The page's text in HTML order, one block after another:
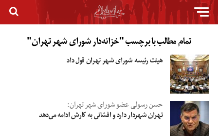
تمام مطالب با برچسب "خزانه‌دار شورای شهر تهران"
هیئت رئیسه شورای شهر تهران قول داد
حسن رسولی عضو شورای شهر تهران:
تهران شهردار دارد و افشانی به کارش ادامه می‌دهد